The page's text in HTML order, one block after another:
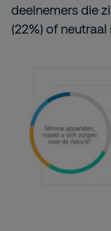
deelnemers die
(22%) of neutraal